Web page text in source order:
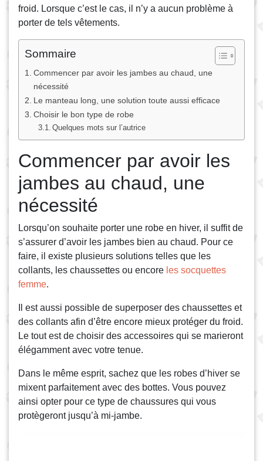
froid. Lorsque c’est le cas, il n’y a aucun problème à
porter de tels vêtements.
Sommaire
Commencer par avoir les jambes au chaud, une
nécessité
Le manteau long, une solution toute aussi efficace
Choisir le bon type de robe
Quelques mots sur l’autrice
Commencer par avoir les
jambes au chaud, une
nécessité
Lorsqu’on souhaite porter une robe en hiver, il suffit de
s’assurer d’avoir les jambes bien au chaud. Pour ce
faire, il existe plusieurs solutions telles que les
collants, les chaussettes ou encore les socquettes
femme.
Il est aussi possible de superposer des chaussettes et
des collants afin d’être encore mieux protéger du froid.
Le tout est de choisir des accessoires qui se marieront
élégamment avec votre tenue.
Dans le même esprit, sachez que les robes d’hiver se
mixent parfaitement avec des bottes. Vous pouvez
ainsi opter pour ce type de chaussures qui vous
protègeront jusqu’à mi-jambe.